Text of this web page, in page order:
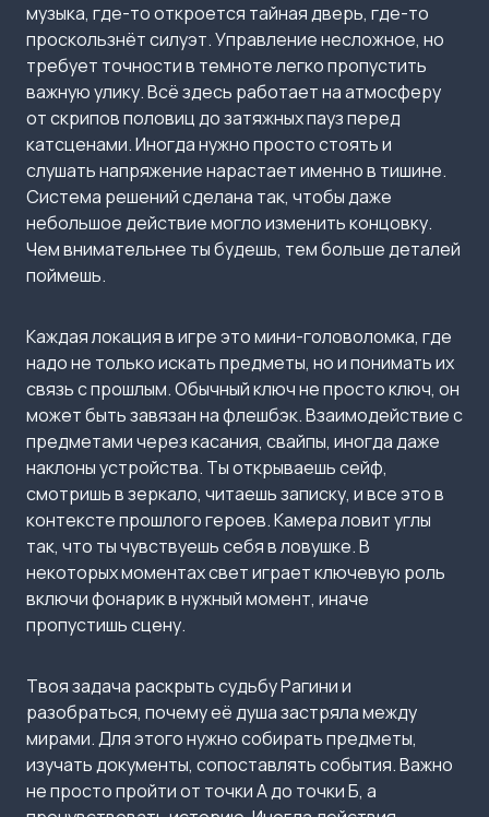
музыка, где-то откроется тайная дверь, где-то
проскользнёт силуэт. Управление несложное, но
требует точности в темноте легко пропустить
важную улику. Всё здесь работает на атмосферу
от скрипов половиц до затяжных пауз перед
катсценами. Иногда нужно просто стоять и
слушать напряжение нарастает именно в тишине.
Система решений сделана так, чтобы даже
небольшое действие могло изменить концовку.
Чем внимательнее ты будешь, тем больше деталей
поймешь.
Каждая локация в игре это мини-головоломка, где
надо не только искать предметы, но и понимать их
связь с прошлым. Обычный ключ не просто ключ, он
может быть завязан на флешбэк. Взаимодействие с
предметами через касания, свайпы, иногда даже
наклоны устройства. Ты открываешь сейф,
смотришь в зеркало, читаешь записку, и все это в
контексте прошлого героев. Камера ловит углы
так, что ты чувствуешь себя в ловушке. В
некоторых моментах свет играет ключевую роль
включи фонарик в нужный момент, иначе
пропустишь сцену.
Твоя задача раскрыть судьбу Рагини и
разобраться, почему её душа застряла между
мирами. Для этого нужно собирать предметы,
изучать документы, сопоставлять события. Важно
не просто пройти от точки А до точки Б, а